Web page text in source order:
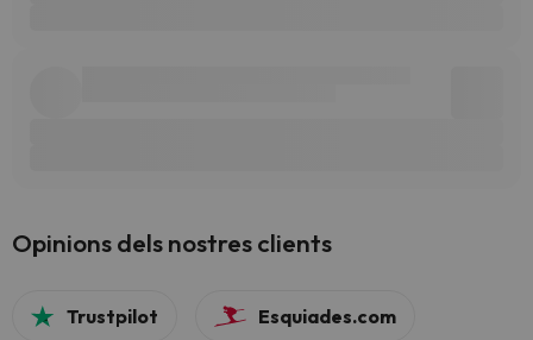
Opinions dels nostres clients
Trustpilot Esquiades.com